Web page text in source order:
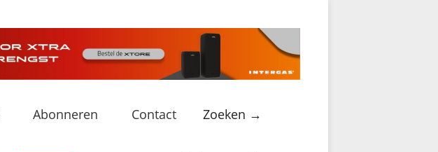
Abonneren Contact Zoeken →